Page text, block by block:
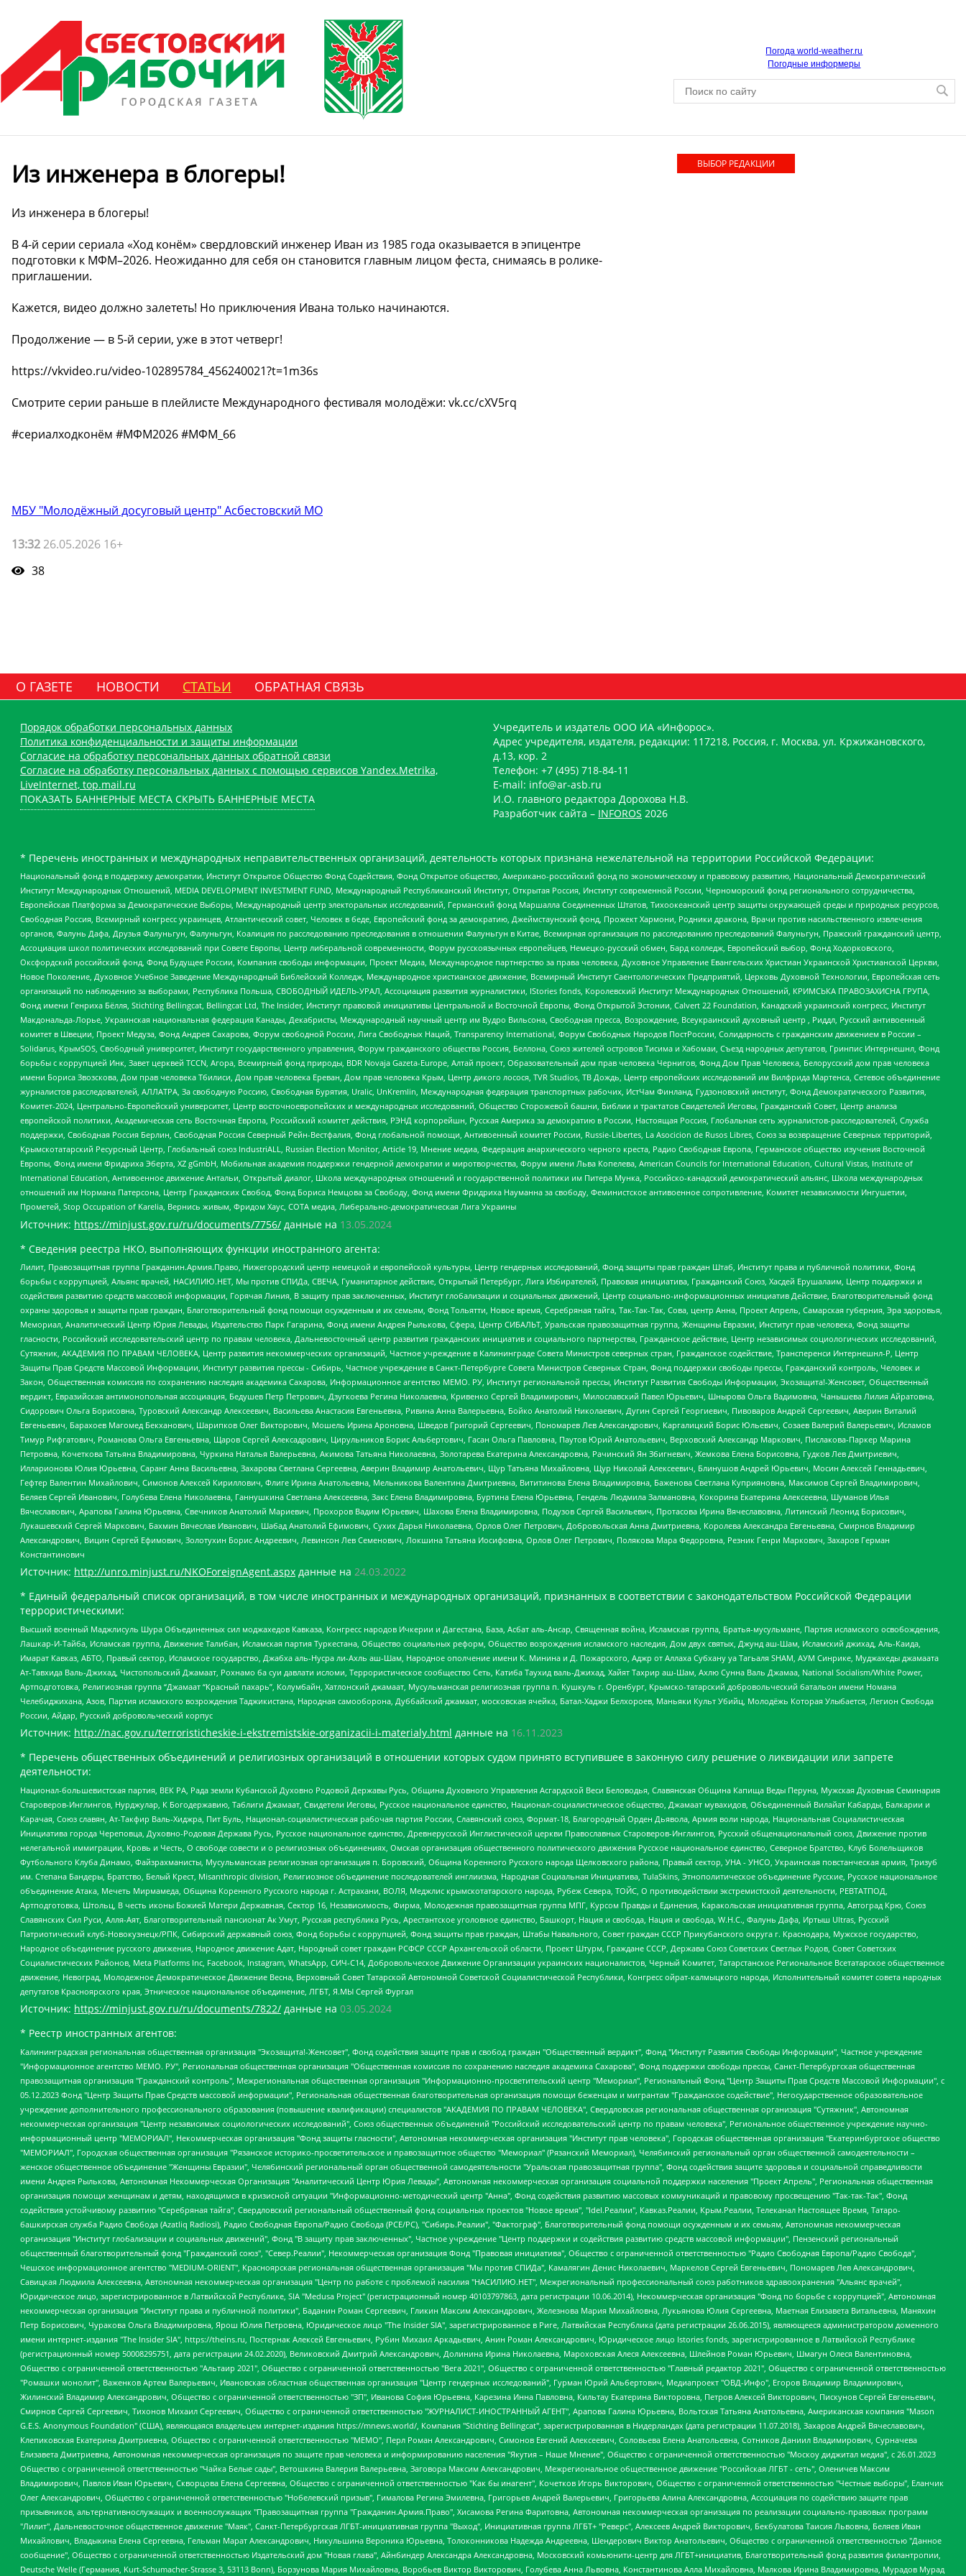
Погода world-weather.ru
Погодные информеры
Из инженера в блогеры!
Из инженера в блогеры!
В 4-й серии сериала «Ход конём» свердловский инженер Иван из 1985 года оказывается в эпицентре
подготовки к МФМ–2026. Неожиданно для себя он становится главным лицом феста, снимаясь в ролике-
приглашении.
Кажется, видео должно залететь! Но приключения Ивана только начинаются.
Продолжение — в 5-й серии, уже в этот четверг!
https://vkvideo.ru/video-102895784_456240021?t=1m36s
Смотрите серии раньше в плейлисте Международного фестиваля молодёжи: vk.cc/cXV5rq
#сериалходконём #МФМ2026 #МФМ_66
МБУ "Молодёжный досуговый центр" Асбестовский МО
13:32 26.05.2026 16+
38
ВЫБОР РЕДАКЦИИ
О ГАЗЕТЕ НОВОСТИ СТАТЬИ ОБРАТНАЯ СВЯЗЬ
Порядок обработки персональных данных
Политика конфиденциальности и защиты информации
Согласие на обработку персональных данных обратной связи
Согласие на обработку персональных данных с помощью сервисов Yandex.Metrika,
LiveInternet, top.mail.ru
ПОКАЗАТЬ БАННЕРНЫЕ МЕСТА СКРЫТЬ БАННЕРНЫЕ МЕСТА
Учредитель и издатель ООО ИА «Инфорос».
Адрес учредителя, издателя, редакции: 117218, Россия, г. Москва, ул. Кржижановского,
д.13, кор. 2
Телефон: +7 (495) 718-84-11
E-mail: info@ar-asb.ru
И.О. главного редактора Дорохова Н.В.
Разработчик сайта – INFOROS 2026
* Перечень иностранных и международных неправительственных организаций, деятельность которых признана нежелательной на территории Российской Федерации:
Национальный фонд в поддержку демократии, Институт Открытое Общество Фонд Содействия, Фонд Открытое общество, Американо-российский фонд по экономическому и правовому развитию, Национальный Демократический
Институт Международных Отношений, MEDIA DEVELOPMENT INVESTMENT FUND, Международный Республиканский Институт, Открытая Россия, Институт современной России, Черноморский фонд регионального сотрудничества,
Европейская Платформа за Демократические Выборы, Международный центр электоральных исследований, Германский фонд Маршалла Соединенных Штатов, Тихоокеанский центр защиты окружающей среды и природных ресурсов,
Свободная Россия, Всемирный конгресс украинцев, Атлантический совет, Человек в беде, Европейский фонд за демократию, Джеймстаунский фонд, Прожект Хармони, Родники дракона, Врачи против насильственного извлечения
органов, Фалунь Дафа, Друзья Фалуньгун, Фалуньгун, Коалиция по расследованию преследования в отношении Фалуньгун в Китае, Всемирная организация по расследованию преследований Фалуньгун, Пражский гражданский центр,
Ассоциация школ политических исследований при Совете Европы, Центр либеральной современности, Форум русскоязычных европейцев, Немецко-русский обмен, Бард колледж, Европейский выбор, Фонд Ходорковского,
Оксфордский российский фонд, Фонд Будущее России, Компания свободы информации, Проект Медиа, Международное партнерство за права человека, Духовное Управление Евангельских Христиан Украинской Христианской Церкви,
Новое Поколение, Духовное Учебное Заведение Международный Библейский Колледж, Международное христианское движение, Всемирный Институт Саентологических Предприятий, Церковь Духовной Технологии, Европейская сеть
организаций по наблюдению за выборами, Республика Польша, СВОБОДНЫЙ ИДЕЛЬ-УРАЛ, Ассоциация развития журналистики, IStories fonds, Королевский Институт Международных Отношений, КРИМСЬКА ПРАВОЗАХИСНА ГРУПА,
Фонд имени Генриха Бёлля, Stichting Bellingcat, Bellingcat Ltd, The Insider, Институт правовой инициативы Центральной и Восточной Европы, Фонд Открытой Эстонии, Calvert 22 Foundation, Канадский украинский конгресс, Институт
Макдональда-Лорье, Украинская национальная федерация Канады, Декабристы, Международный научный центр им Вудро Вильсона, Свободная пресса, Возрождение, Всеукраинский духовный центр , Риддл, Русский антивоенный
комитет в Швеции, Проект Медуза, Фонд Андрея Сахарова, Форум свободной России, Лига Свободных Наций, Transparеncy International, Форум Свободных Народов ПостРоссии, Солидарность с гражданским движением в России –
Solidarus, КрымSOS, Свободный университет, Институт государственного управления, Форум гражданского общества Россия, Беллона, Союз жителей островов Тисима и Хабомаи, Съезд народных депутатов, Гринпис Интернешнл, Фонд
борьбы с коррупцией Инк, Завет церквей TCCN, Агора, Всемирный фонд природы, BDR Novaja Gazeta-Europe, Алтай проект, Образовательный дом прав человека Чернигов, Фонд Дом Прав Человека, Белорусский дом прав человека
имени Бориса Звозскова, Дом прав человека Тбилиси, Дом прав человека Ереван, Дом прав человека Крым, Центр дикого лосося, TVR Studios, ТВ Дождь, Центр европейских исследований им Вилфрида Мартенса, Сетевое объединение
журналистов расследователей, АЛЛАТРА, За свободную Россию, Свободная Бурятия, Uralic, UnKremlin, Международная федерация транспортных рабочих, ИстЧам Финланд, Гудзоновский институт, Фонд Демократического Развития,
Комитет-2024, Центрально-Европейский университет, Центр восточноевропейских и международных исследований, Общество Сторожевой башни, Библии и трактатов Свидетелей Иеговы, Гражданский Совет, Центр анализа
европейской политики, Академическая сеть Восточная Европа, Российский комитет действия, РЭНД корпорейшн, Русская Америка за демократию в России, Настоящая Россия, Глобальная сеть журналистов-расследователей, Служба
поддержки, Свободная Россия Берлин, Свободная Россия Северный Рейн-Вестфалия, Фонд глобальной помощи, Антивоенный комитет России, Russie-Libertes, La Asocicion de Rusos Libres, Союз за возвращение Северных территорий,
Крымскотатарский Ресурсный Центр, Глобальный союз IndustriALL, Russian Election Monitor, Article 19, Мнение медиа, Федерация анархического черного креста, Радио Свободная Европа, Германское общество изучения Восточной
Европы, Фонд имени Фридриха Эберта, XZ gGmbH, Мобильная академия поддержки гендерной демократии и миротворчества, Форум имени Льва Копелева, American Councils for International Education, Cultural Vistas, Institute of
International Education, Антивоенное движение Антальи, Открытый диалог, Школа международных отношений и государственной политики им Питера Мунка, Российско-канадский демократический альянс, Школа международных
отношений им Нормана Патерсона, Центр Гражданских Свобод, Фонд Бориса Немцова за Свободу, Фонд имени Фридриха Науманна за свободу, Феминистское антивоенное сопротивление, Комитет независимости Ингушетии,
Прометей, Stop Occupation of Karelia, Вернись живым, Фридом Хаус, СОТА медиа, Либерально-демократическая Лига Украины
Источник: https://minjust.gov.ru/ru/documents/7756/ данные на 13.05.2024
* Сведения реестра НКО, выполняющих функции иностранного агента:
Лилит, Правозащитная группа Гражданин.Армия.Право, Нижегородский центр немецкой и европейской культуры, Центр гендерных исследований, Фонд защиты прав граждан Штаб, Институт права и публичной политики, Фонд
борьбы с коррупцией, Альянс врачей, НАСИЛИЮ.НЕТ, Мы против СПИДа, СВЕЧА, Гуманитарное действие, Открытый Петербург, Лига Избирателей, Правовая инициатива, Гражданский Союз, Хасдей Ерушалаим, Центр поддержки и
содействия развитию средств массовой информации, Горячая Линия, В защиту прав заключенных, Институт глобализации и социальных движений, Центр социально-информационных инициатив Действие, Благотворительный фонд
охраны здоровья и защиты прав граждан, Благотворительный фонд помощи осужденным и их семьям, Фонд Тольятти, Новое время, Серебряная тайга, Так-Так-Так, Сова, центр Анна, Проект Апрель, Самарская губерния, Эра здоровья,
Мемориал, Аналитический Центр Юрия Левады, Издательство Парк Гагарина, Фонд имени Андрея Рылькова, Сфера, Центр СИБАЛЬТ, Уральская правозащитная группа, Женщины Евразии, Институт прав человека, Фонд защиты
гласности, Российский исследовательский центр по правам человека, Дальневосточный центр развития гражданских инициатив и социального партнерства, Гражданское действие, Центр независимых социологических исследований,
Сутяжник, АКАДЕМИЯ ПО ПРАВАМ ЧЕЛОВЕКА, Центр развития некоммерческих организаций, Частное учреждение в Калининграде Совета Министров северных стран, Гражданское содействие, Трансперенси Интернешнл-Р, Центр
Защиты Прав Средств Массовой Информации, Институт развития прессы - Сибирь, Частное учреждение в Санкт-Петербурге Совета Министров Северных Стран, Фонд поддержки свободы прессы, Гражданский контроль, Человек и
Закон, Общественная комиссия по сохранению наследия академика Сахарова, Информационное агентство МЕМО. РУ, Институт региональной прессы, Институт Развития Свободы Информации, Экозащита!-Женсовет, Общественный
вердикт, Евразийская антимонопольная ассоциация, Бедушев Петр Петрович, Дзугкоева Регина Николаевна, Кривенко Сергей Владимирович, Милославский Павел Юрьевич, Шнырова Ольга Вадимовна, Чанышева Лилия Айратовна,
Сидорович Ольга Борисовна, Туровский Александр Алексеевич, Васильева Анастасия Евгеньевна, Ривина Анна Валерьевна, Бойко Анатолий Николаевич, Дугин Сергей Георгиевич, Пивоваров Андрей Сергеевич, Аверин Виталий
Евгеньевич, Барахоев Магомед Бекханович, Шарипков Олег Викторович, Мошель Ирина Ароновна, Шведов Григорий Сергеевич, Пономарев Лев Александрович, Каргалицкий Борис Юльевич, Созаев Валерий Валерьевич, Исламов
Тимур Рифгатович, Романова Ольга Евгеньевна, Щаров Сергей Алексадрович, Цирульников Борис Альбертович, Гасан Ольга Павловна, Паутов Юрий Анатольевич, Верховский Александр Маркович, Пислакова-Паркер Марина
Петровна, Кочеткова Татьяна Владимировна, Чуркина Наталья Валерьевна, Акимова Татьяна Николаевна, Золотарева Екатерина Александровна, Рачинский Ян Збигневич, Жемкова Елена Борисовна, Гудков Лев Дмитриевич,
Илларионова Юлия Юрьевна, Саранг Анна Васильевна, Захарова Светлана Сергеевна, Аверин Владимир Анатольевич, Щур Татьяна Михайловна, Щур Николай Алексеевич, Блинушов Андрей Юрьевич, Мосин Алексей Геннадьевич,
Гефтер Валентин Михайлович, Симонов Алексей Кириллович, Флиге Ирина Анатольевна, Мельникова Валентина Дмитриевна, Вититинова Елена Владимировна, Баженова Светлана Куприяновна, Максимов Сергей Владимирович,
Беляев Сергей Иванович, Голубева Елена Николаевна, Ганнушкина Светлана Алексеевна, Закс Елена Владимировна, Буртина Елена Юрьевна, Гендель Людмила Залмановна, Кокорина Екатерина Алексеевна, Шуманов Илья
Вячеславович, Арапова Галина Юрьевна, Свечников Анатолий Мариевич, Прохоров Вадим Юрьевич, Шахова Елена Владимировна, Подузов Сергей Васильевич, Протасова Ирина Вячеславовна, Литинский Леонид Борисович,
Лукашевский Сергей Маркович, Бахмин Вячеслав Иванович, Шабад Анатолий Ефимович, Сухих Дарья Николаевна, Орлов Олег Петрович, Добровольская Анна Дмитриевна, Королева Александра Евгеньевна, Смирнов Владимир
Александрович, Вицин Сергей Ефимович, Золотухин Борис Андреевич, Левинсон Лев Семенович, Локшина Татьяна Иосифовна, Орлов Олег Петрович, Полякова Мара Федоровна, Резник Генри Маркович, Захаров Герман
Константинович
Источник: http://unro.minjust.ru/NKOForeignAgent.aspx данные на 24.03.2022
* Единый федеральный список организаций, в том числе иностранных и международных организаций, признанных в соответствии с законодательством Российской Федерации
террористическими:
Высший военный Маджлисуль Шура Объединенных сил моджахедов Кавказа, Конгресс народов Ичкерии и Дагестана, База, Асбат аль-Ансар, Священная война, Исламская группа, Братья-мусульмане, Партия исламского освобождения,
Лашкар-И-Тайба, Исламская группа, Движение Талибан, Исламская партия Туркестана, Общество социальных реформ, Общество возрождения исламского наследия, Дом двух святых, Джунд аш-Шам, Исламский джихад, Аль-Каида,
Имарат Кавказ, АБТО, Правый сектор, Исламское государство, Джабха аль-Нусра ли-Ахль аш-Шам, Народное ополчение имени К. Минина и Д. Пожарского, Аджр от Аллаха Субхану уа Тагьаля SHAM, АУМ Синрике, Муджахеды джамаата
Ат-Тавхида Валь-Джихад, Чистопольский Джамаат, Рохнамо ба суи давлати исломи, Террористическое сообщество Сеть, Катиба Таухид валь-Джихад, Хайят Тахрир аш-Шам, Ахлю Сунна Валь Джамаа, National Socialism/White Power,
Артподготовка, Религиозная группа “Джамаат “Красный пахарь”, Колумбайн, Хатлонский джамаат, Мусульманская религиозная группа п. Кушкуль г. Оренбург, Крымско-татарский добровольческий батальон имени Номана
Челебиджихана, Азов, Партия исламского возрождения Таджикистана, Народная самооборона, Дуббайский джамаат, московская ячейка, Батал-Хаджи Белхороев, Маньяки Культ Убийц, Молодёжь Которая Улыбается, Легион Свобода
России, Айдар, Русский добровольческий корпус
Источник: http://nac.gov.ru/terroristicheskie-i-ekstremistskie-organizacii-i-materialy.html данные на 16.11.2023
* Перечень общественных объединений и религиозных организаций в отношении которых судом принято вступившее в законную силу решение о ликвидации или запрете
деятельности:
Национал-большевистская партия, ВЕК РА, Рада земли Кубанской Духовно Родовой Державы Русь, Община Духовного Управления Асгардской Веси Беловодья, Славянская Община Капища Веды Перуна, Мужская Духовная Семинария
Староверов-Инглингов, Нурджулар, К Богодержавию, Таблиги Джамаат, Свидетели Иеговы, Русское национальное единство, Национал-социалистическое общество, Джамаат мувахидов, Объединенный Вилайат Кабарды, Балкарии и
Карачая, Союз славян, Ат-Такфир Валь-Хиджра, Пит Буль, Национал-социалистическая рабочая партия России, Славянский союз, Формат-18, Благородный Орден Дьявола, Армия воли народа, Национальная Социалистическая
Инициатива города Череповца, Духовно-Родовая Держава Русь, Русское национальное единство, Древнерусской Инглистической церкви Православных Староверов-Инглингов, Русский общенациональный союз, Движение против
нелегальной иммиграции, Кровь и Честь, О свободе совести и о религиозных объединениях, Омская организация общественного политического движения Русское национальное единство, Северное Братство, Клуб Болельщиков
Футбольного Клуба Динамо, Файзрахманисты, Мусульманская религиозная организация п. Боровский, Община Коренного Русского народа Щелковского района, Правый сектор, УНА - УНСО, Украинская повстанческая армия, Тризуб
им. Степана Бандеры, Братство, Белый Крест, Misanthropic division, Религиозное объединение последователей инглиизма, Народная Социальная Инициатива, TulaSkins, Этнополитическое объединение Русские, Русское национальное
объединение Атака, Мечеть Мирмамеда, Община Коренного Русского народа г. Астрахани, ВОЛЯ, Меджлис крымскотатарского народа, Рубеж Севера, ТОЙС, О противодействии экстремистской деятельности, РЕВТАТПОД,
Артподготовка, Штольц, В честь иконы Божией Матери Державная, Сектор 16, Независимость, Фирма, Молодежная правозащитная группа МПГ, Курсом Правды и Единения, Каракольская инициативная группа, Автоград Крю, Союз
Славянских Сил Руси, Алля-Аят, Благотворительный пансионат Ак Умут, Русская республика Русь, Арестантское уголовное единство, Башкорт, Нация и свобода, Нация и свобода, W.H.С., Фалунь Дафа, Иртыш Ultras, Русский
Патриотический клуб-Новокузнецк/РПК, Сибирский державный союз, Фонд борьбы с коррупцией, Фонд защиты прав граждан, Штабы Навального, Совет граждан СССР Прикубанского округа г. Краснодара, Мужское государство,
Народное объединение русского движения, Народное движение Адат, Народный совет граждан РСФСР СССР Архангельской области, Проект Штурм, Граждане СССР, Держава Союз Советских Светлых Родов, Совет Советских
Социалистических Районов, Meta Platforms Inc, Facebook, Instagram, WhatsApp, СИЧ-С14, Добровольческое Движение Организации украинских националистов, Черный Комитет, Татарстанское Региональное Всетатарское общественное
движение, Невоград, Молодежное Демократическое Движение Весна, Верховный Совет Татарской Автономной Советской Социалистической Республики, Конгресс ойрат-калмыцкого народа, Исполнительный комитет совета народных
депутатов Красноярского края, Этническое национальное объединение, ЛГБТ, Я.МЫ Сергей Фургал
Источник: https://minjust.gov.ru/ru/documents/7822/ данные на 03.05.2024
* Реестр иностранных агентов:
Калининградская региональная общественная организация "Экозащита!-Женсовет", Фонд содействия защите прав и свобод граждан "Общественный вердикт", Фонд "Институт Развития Свободы Информации", Частное учреждение "Информационное агентство МЕМО. РУ", Региональная общественная организация "Общественная комиссия по сохранению наследия академика Сахарова", Фонд поддержки свободы прессы, Санкт-Петербургская общественная правозащитная организация "Гражданский контроль", Межрегиональная общественная организация "Информационно-просветительский центр "Мемориал", Региональный Фонд "Центр Защиты Прав Средств Массовой Информации", с 05.12.2023 Фонд "Центр Защиты Прав Средств массовой информации", Региональная общественная благотворительная организация помощи беженцам и мигрантам "Гражданское содействие", Негосударственное образовательное учреждение дополнительного профессионального образования (повышение квалификации) специалистов "АКАДЕМИЯ ПО ПРАВАМ ЧЕЛОВЕКА", Свердловская региональная общественная организация "Сутяжник", Автономная некоммерческая организация "Центр независимых социологических исследований", Союз общественных объединений "Российский исследовательский центр по правам человека", Региональное общественное учреждение научно-информационный центр "МЕМОРИАЛ", Некоммерческая организация "Фонд защиты гласности", Автономная некоммерческая организация "Институт прав человека", Городская общественная организация "Екатеринбургское общество "МЕМОРИАЛ", Городская общественная организация "Рязанское историко-просветительское и правозащитное общество "Мемориал" (Рязанский Мемориал), Челябинский региональный орган общественной самодеятельности – женское общественное объединение "Женщины Евразии", Челябинский региональный орган общественной самодеятельности "Уральская правозащитная группа", Фонд содействия защите здоровья и социальной справедливости имени Андрея Рылькова, Автономная Некоммерческая Организация "Аналитический Центр Юрия Левады", Автономная некоммерческая организация социальной поддержки населения "Проект Апрель", Региональная общественная организация помощи женщинам и детям, находящимся в кризисной ситуации "Информационно-методический центр "Анна", Фонд содействия развитию массовых коммуникаций и правовому просвещению "Так-так-Так", Фонд содействия устойчивому развитию "Серебряная тайга", Свердловский региональный общественный фонд социальных проектов "Новое время", "Idel.Реалии", Кавказ.Реалии, Крым.Реалии, Телеканал Настоящее Время, Татаро-башкирская служба Радио Свобода (Azatliq Radiosi), Радио Свободная Европа/Радио Свобода (PCE/PC), "Сибирь.Реалии", "Фактограф", Благотворительный фонд помощи осужденным и их семьям, Автономная некоммерческая организация "Институт глобализации и социальных движений", Фонд "В защиту прав заключенных", Частное учреждение "Центр поддержки и содействия развитию средств массовой информации", Пензенский региональный общественный благотворительный фонд "Гражданский союз", "Север.Реалии", Некоммерческая организация Фонд "Правовая инициатива", Общество с ограниченной ответственностью "Радио Свободная Европа/Радио Свобода", Чешское информационное агентство "MEDIUM-ORIENT", Красноярская региональная общественная организация "Мы против СПИДа", Камалягин Денис Николаевич, Маркелов Сергей Евгеньевич, Пономарев Лев Александрович, Савицкая Людмила Алексеевна, Автономная некоммерческая организация "Центр по работе с проблемой насилия "НАСИЛИЮ.НЕТ", Межрегиональный профессиональный союз работников здравоохранения "Альянс врачей", Юридическое лицо, зарегистрированное в Латвийской Республике, SIA "Medusa Project" (регистрационный номер 40103797863, дата регистрации 10.06.2014), Некоммерческая организация "Фонд по борьбе с коррупцией", Автономная некоммерческая организация "Институт права и публичной политики", Баданин Роман Сергеевич, Гликин Максим Александрович, Железнова Мария Михайловна, Лукьянова Юлия Сергеевна, Маетная Елизавета Витальевна, Маняхин Петр Борисович, Чуракова Ольга Владимировна, Ярош Юлия Петровна, Юридическое лицо "The Insider SIA", зарегистрированное в Риге, Латвийская Республика (дата регистрации 26.06.2015), являющееся администратором доменного имени интернет-издания "The Insider SIA", https://theins.ru, Постернак Алексей Евгеньевич, Рубин Михаил Аркадьевич, Анин Роман Александрович, Юридическое лицо Istories fonds, зарегистрированное в Латвийской Республике (регистрационный номер 50008295751, дата регистрации 24.02.2020), Великовский Дмитрий Александрович, Долинина Ирина Николаевна, Мароховская Алеся Алексеевна, Шлейнов Роман Юрьевич, Шмагун Олеся Валентиновна, Общество с ограниченной ответственностью "Альтаир 2021", Общество с ограниченной ответственностью "Вега 2021", Общество с ограниченной ответственностью "Главный редактор 2021", Общество с ограниченной ответственностью "Ромашки монолит", Важенков Артем Валерьевич, Ивановская областная общественная организация "Центр гендерных исследований", Гурман Юрий Альбертович, Медиапроект "ОВД-Инфо", Егоров Владимир Владимирович, Жилинский Владимир Александрович, Общество с ограниченной ответственностью "ЗП", Иванова София Юрьевна, Карезина Инна Павловна, Кильтау Екатерина Викторовна, Петров Алексей Викторович, Пискунов Сергей Евгеньевич, Смирнов Сергей Сергеевич, Тихонов Михаил Сергеевич, Общество с ограниченной ответственностью "ЖУРНАЛИСТ-ИНОСТРАННЫЙ АГЕНТ", Арапова Галина Юрьевна, Вольтская Татьяна Анатольевна, Американская компания "Mason G.E.S. Anonymous Foundation" (США), являющаяся владельцем интернет-издания https://mnews.world/, Компания "Stichting Bellingcat", зарегистрированная в Нидерландах (дата регистрации 11.07.2018), Захаров Андрей Вячеславович, Клепиковская Екатерина Дмитриевна, Общество с ограниченной ответственностью "МЕМО", Перл Роман Александрович, Симонов Евгений Алексеевич, Соловьева Елена Анатольевна, Сотников Даниил Владимирович, Сурначева Елизавета Дмитриевна, Автономная некоммерческая организация по защите прав человека и информированию населения "Якутия – Наше Мнение", Общество с ограниченной ответственностью "Москоу диджитал медиа", с 26.01.2023 Общество с ограниченной ответственностью "Чайка Белые сады", Ветошкина Валерия Валерьевна, Заговора Максим Александрович, Межрегиональное общественное движение "Российская ЛГБТ - сеть", Оленичев Максим Владимирович, Павлов Иван Юрьевич, Скворцова Елена Сергеевна, Общество с ограниченной ответственностью "Как бы инагент", Кочетков Игорь Викторович, Общество с ограниченной ответственностью "Честные выборы", Еланчик Олег Александрович, Общество с ограниченной ответственностью "Нобелевский призыв", Гималова Регина Эмилевна, Григорьев Андрей Валерьевич, Григорьева Алина Александровна, Ассоциация по содействию защите прав призывников, альтернативнослужащих и военнослужащих "Правозащитная группа "Гражданин.Армия.Право", Хисамова Регина Фаритовна, Автономная некоммерческая организация по реализации социально-правовых программ "Лилит", Дальневосточное общественное движение "Маяк", Санкт-Петербургская ЛГБТ-инициативная группа "Выход", Инициативная группа ЛГБТ+ "Реверс", Алексеев Андрей Викторович, Бекбулатова Таисия Львовна, Беляев Иван Михайлович, Владыкина Елена Сергеевна, Гельман Марат Александрович, Никульшина Вероника Юрьевна, Толоконникова Надежда Андреевна, Шендерович Виктор Анатольевич, Общество с ограниченной ответственностью "Данное сообщение", Общество с ограниченной ответственностью Издательский дом "Новая глава", Айнбиндер Александра Александровна, Московский комьюнити-центр для ЛГБТ+инициатив, Благотворительный фонд развития филантропии, Deutsche Welle (Германия, Kurt-Schumacher-Strasse 3, 53113 Bonn), Борзунова Мария Михайловна, Воробьев Виктор Викторович, Голубева Анна Львовна, Константинова Алла Михайловна, Малкова Ирина Владимировна, Мурадов Мурад Абдулгалимович, Осетинская Елизавета Николаевна, Понасенков Евгений Николаевич, Ганапольский Матвей Юрьевич, Киселев Евгений Алексеевич, Борухович Ирина Григорьевна, Дремин Иван Тимофеевич, Дубровский Дмитрий Викторович, Красноярская региональная общественная организация поддержки и развития альтернативных образовательных технологий и межкультурных коммуникаций "ИНТЕРРА", Маяковская Екатерина Алексеевна, Фейгин Марк Захарович, Филимонов Андрей Викторович, Дзугкоева Регина Николаевна, Доброхотов Роман Александрович, Дудь Юрий Александрович, Елкин Сергей Владимирович, Кругликов Кирилл Игоревич, Сабунаева Мария Леонидовна, Семенов Алексей Владимирович, Шаинян Карен Багратович, Шульман Екатерина Михайловна, Асафьев Артур Валерьевич, Вахштайн Виктор Семенович, Венедиктов Алексей Алексеевич, Лушникова Екатерина Евгеньевна, Волков Леонид Михайлович, Невзоров Александр Глебович, Пархоменко Сергей Борисович, Сироткин Ярослав Николаевич, Кара-Мурза Владимир Владимирович, Баранова Наталья Владимировна, Гозман Леонид Яковлевич, Кагарлицкий Борис Юльевич, Климарев Михаил Валерьевич, Милов Владимир Станиславович, Автономная некоммерческая организация Краснодарский центр современного искусства "Типография", Моргенштерн Алишер Тагирович, Соболь Любовь Эдуардовна, Общество с ограниченной ответственностью "ЛИЗА НОРМ", Каспаров Гарри Кимович, Ходорковский Михаил Борисович, Общество с ограниченной ответственностью "Апрельские тезисы", Данилович Ирина Брониславовна, Кашин Олег Владимирович, Петров Николай Владимирович, Пивоваров Алексей Владимирович, Соколов Михаил Владимирович, Цветкова Юлия Владимировна, Чичваркин Евгений Александрович, Комитет против пыток/Команда против пыток, Общество с ограниченной ответственностью "Первый научный", Общество с ограниченной ответственностью "Вертолет и ко", Белоцерковская Вероника Борисовна, Кац Максим Евгеньевич, Лазарева Татьяна Юрьевна, Шаведдинов Руслан Табризович, Яшин Илья Валерьевич, Общество с ограниченной ответственностью "Иноагент ААВ", Алешковский Дмитрий Петрович, Альбац Евгения Марковна, Быков Дмитрий Львович, Галямина Юлия Евгеньевна, Лойко Сергей Леонидович, Мартынов Кирилл Константинович, Медведев Сергей Александрович, Крашенинников Федор Геннадиевич, Гордеева Катерина Вл